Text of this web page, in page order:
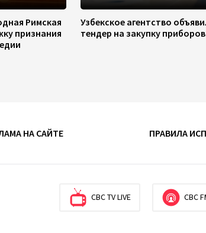
Римская
признания
Узбекское агентство
тендер на закупку приборов
НА САЙТЕ ПРАВИЛА
CBC TV LIVE CBC